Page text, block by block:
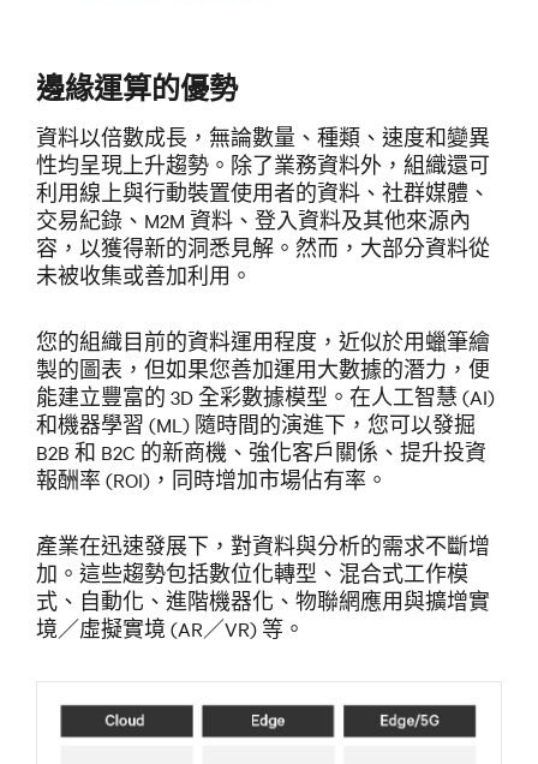
邊緣運算的優勢
資料以倍數成長，無論數量、種類、速度和變異
性均呈現上升趨勢。除了業務資料外，組織還可
利用線上與行動裝置使用者的資料、社群媒體、
交易紀錄、M2M 資料、登入資料及其他來源內
容，以獲得新的洞悉見解。然而，大部分資料從
未被收集或善加利用。
您的組織目前的資料運用程度，近似於用蠟筆繪
製的圖表，但如果您善加運用大數據的潛力，便
能建立豐富的 3D 全彩數據模型。在人工智慧 (AI)
和機器學習 (ML) 隨時間的演進下，您可以發掘
B2B 和 B2C 的新商機、強化客戶關係、提升投資
報酬率 (ROI)，同時增加市場佔有率。
產業在迅速發展下，對資料與分析的需求不斷增
加。這些趨勢包括數位化轉型、混合式工作模
式、自動化、進階機器化、物聯網應用與擴增實
境／虛擬實境 (AR／VR) 等。